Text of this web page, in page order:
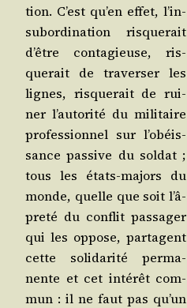
tion. C’est qu’en effet, l’in­
su­bor­di­na­tion ris­que­rait
d’être conta­gieuse, ris­
que­rait de tra­ver­ser les
lignes, ris­que­rait de rui­
ner l’au­to­ri­té du mili­taire
pro­fes­sion­nel sur l’o­béis­
sance pas­sive du sol­dat ;
tous les états-majors du
monde, quelle que soit l’â­
pre­té du conflit pas­sa­ger
qui les oppose, par­tagent
cette soli­da­ri­té per­ma­
nente et cet inté­rêt com­
mun : il ne faut pas qu’un